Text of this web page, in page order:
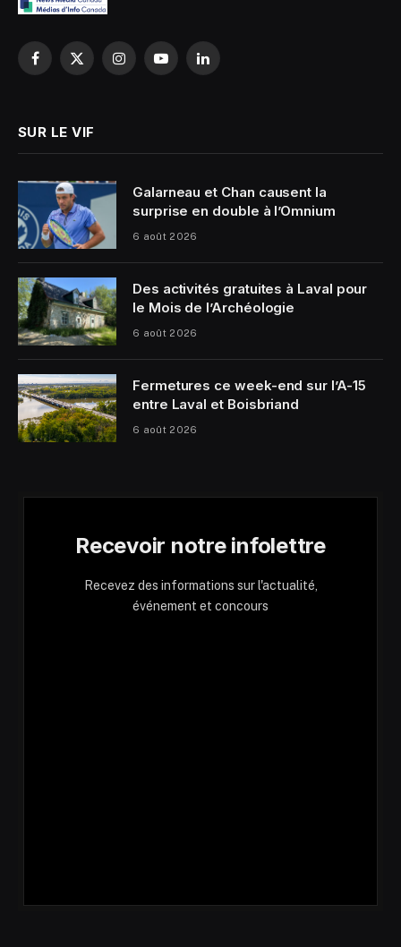
Facebook
X
InstagramYouTubeLinkedIn
SUR LE VIF
Galarneau et Chan causent la
surprise en double à l’Omnium
6 août 2026
Des activités gratuites à Laval pour
le Mois de l’Archéologie
6 août 2026
Fermetures ce week-end sur l’A-15
entre Laval et Boisbriand
6 août 2026
Recevoir notre infolettre
Recevez des informations sur l'actualité,
événement et concours